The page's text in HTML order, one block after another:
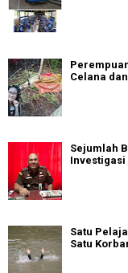
Celana
Sejumlah
Investigasi
Satu
Satu